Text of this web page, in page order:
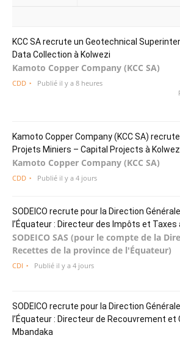
KCC SA recrute un Geotechnical
Data Collection à Kolwezi
Kamoto Copper Company (KCC SA)
CDD Publié il y a 8 heures
Kamoto Copper Company (KCC SA)
Projets Miniers – Capital Projects à
Kamoto Copper Company (KCC SA)
CDD Publié il y a 4 jours
SODEICO recrute pour la Direction
l’Équateur : Directeur des Impôts et Taxes
SODEICO SAS (pour le compte de la
Recettes de la province de l'Équateur)
CDI Publié il y a 4 jours
SODEICO recrute pour la Direction
l’Équateur : Directeur de Recouvrement
Mbandaka